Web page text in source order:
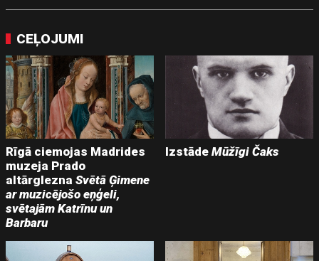
CEĻOJUMI
Rīgā ciemojas Madrides
muzeja Prado
altārgleznaSvētā Ģimene
ar muzicējošo eņģeli,
svētajām Katrīnu un
Barbaru
IzstādeMūžīgi Čaks